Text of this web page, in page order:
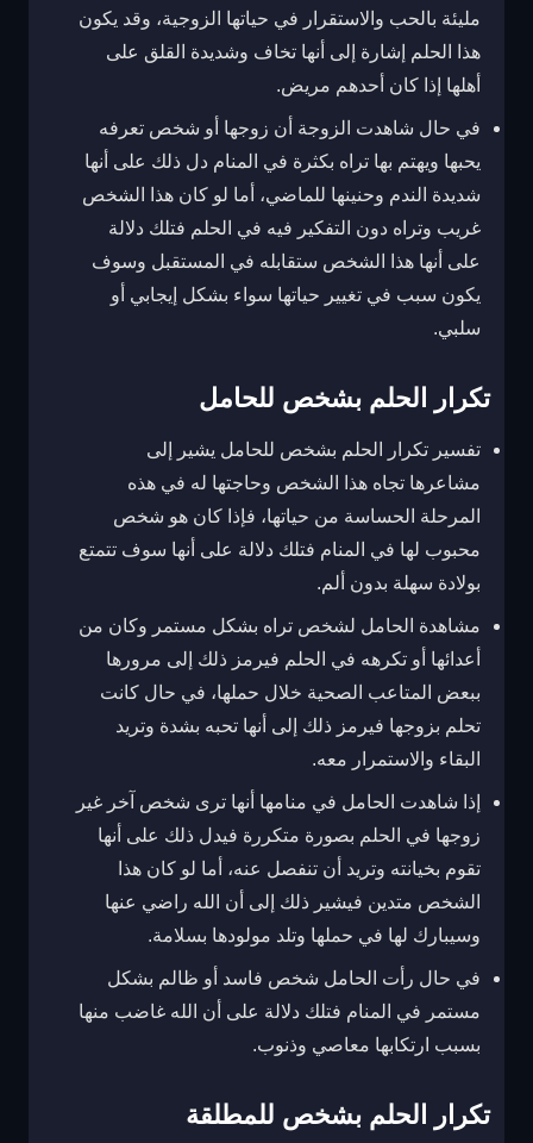
مليئة بالحب والاستقرار في حياتها الزوجية، وقد يكون
هذا الحلم إشارة إلى أنها تخاف وشديدة القلق على
أهلها إذا كان أحدهم مريض.
في حال شاهدت الزوجة أن زوجها أو شخص تعرفه
يحبها ويهتم بها تراه بكثرة في المنام دل ذلك على أنها
شديدة الندم وحنينها للماضي، أما لو كان هذا الشخص
غريب وتراه دون التفكير فيه في الحلم فتلك دلالة
على أنها هذا الشخص ستقابله في المستقبل وسوف
يكون سبب في تغيير حياتها سواء بشكل إيجابي أو
سلبي.
تكرار الحلم بشخص للحامل
تفسير تكرار الحلم بشخص للحامل يشير إلى
مشاعرها تجاه هذا الشخص وحاجتها له في هذه
المرحلة الحساسة من حياتها، فإذا كان هو شخص
محبوب لها في المنام فتلك دلالة على أنها سوف تتمتع
بولادة سهلة بدون ألم.
مشاهدة الحامل لشخص تراه بشكل مستمر وكان من
أعدائها أو تكرهه في الحلم فيرمز ذلك إلى مرورها
ببعض المتاعب الصحية خلال حملها، في حال كانت
تحلم بزوجها فيرمز ذلك إلى أنها تحبه بشدة وتريد
البقاء والاستمرار معه.
إذا شاهدت الحامل في منامها أنها ترى شخص آخر غير
زوجها في الحلم بصورة متكررة فيدل ذلك على أنها
تقوم بخيانته وتريد أن تنفصل عنه، أما لو كان هذا
الشخص متدين فيشير ذلك إلى أن الله راضي عنها
وسيبارك لها في حملها وتلد مولودها بسلامة.
في حال رأت الحامل شخص فاسد أو ظالم بشكل
مستمر في المنام فتلك دلالة على أن الله غاضب منها
بسبب ارتكابها معاصي وذنوب.
تكرار الحلم بشخص للمطلقة